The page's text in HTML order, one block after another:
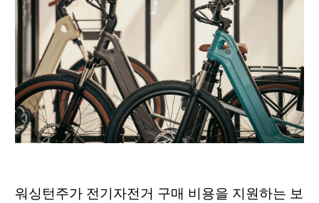
워싱턴주가 전기자전거 구매 비용을 지원하는 보